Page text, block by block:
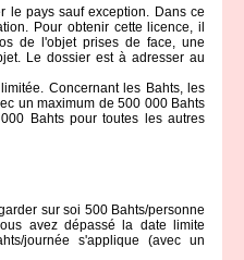
le pays sauf exception. Dans ce
Pour obtenir cette licence, il
de l'objet prises de face, une
Le dossier est à adresser au
Concernant les Bahts, les
un maximum de 500 000 Bahts
Bahts pour toutes les autres
sur soi 500 Bahts/personne
avez dépassé la date limite
journée s'applique (avec un